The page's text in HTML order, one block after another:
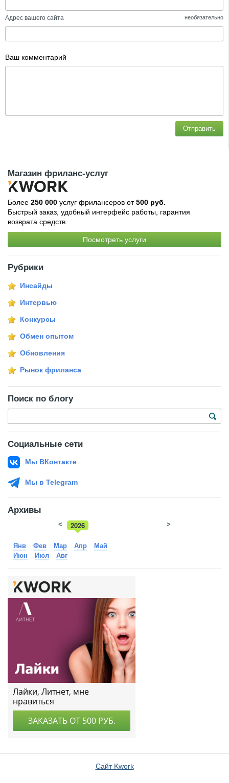
Адрес вашего сайта необязательно
Ваш комментарий
Отправить
Магазин фриланс-услуг
Более 250 000 услуг фрилансеров от500 руб.
Быстрый заказ, удобный интерфейс работы, гарантия
возврата средств.
Посмотреть услуги
Рубрики
Инсайды
Интервью
Конкурсы
Обмен опытом
Обновления
Рынок фриланса
Поиск по блогу
Социальные сети
Мы ВКонтакте
Мы в Telegram
Архивы
2026
2025
< >
Янв Фев Мар Апр
Май
Июн
Июл Авг
Сайт Kwork